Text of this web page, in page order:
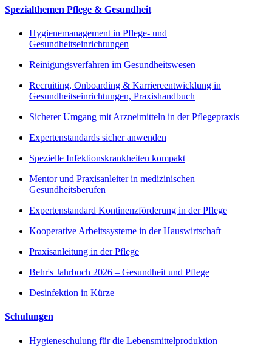
Spezialthemen Pflege & Gesundheit
Hygienemanagement in Pflege- und
Gesundheitseinrichtungen
Reinigungsverfahren im Gesundheitswesen
Recruiting, Onboarding & Karriereentwicklung in
Gesundheitseinrichtungen, Praxishandbuch
Sicherer Umgang mit Arzneimitteln in der Pflegepraxis
Expertenstandards sicher anwenden
Spezielle Infektionskrankheiten kompakt
Mentor und Praxisanleiter in medizinischen
Gesundheitsberufen
Expertenstandard Kontinenzförderung in der Pflege
Kooperative Arbeitssysteme in der Hauswirtschaft
Praxisanleitung in der Pflege
Behr's Jahrbuch 2026 – Gesundheit und Pflege
Desinfektion in Kürze
Schulungen
Hygieneschulung für die Lebensmittelproduktion